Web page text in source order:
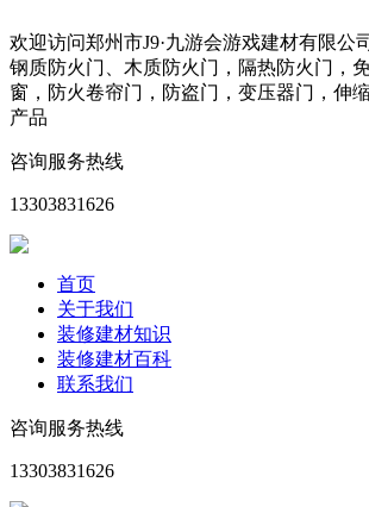
欢迎访问郑州市J9·九游会游戏建材有限公
钢质防火门、木质防火门，隔热防火门，
窗，防火卷帘门，防盗门，变压器门，伸
产品
咨询服务热线
13303831626
首页
关于我们
装修建材知识
装修建材百科
联系我们
咨询服务热线
13303831626